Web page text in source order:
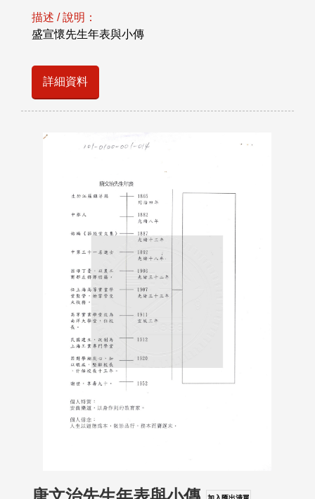
描述 / 說明：
盛宣懷先生年表與小傳
詳細資料